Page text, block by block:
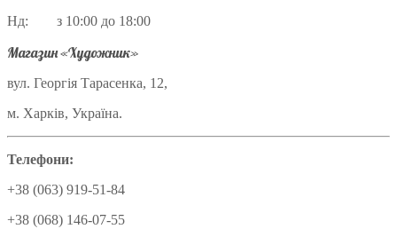
Нд: з 10:00 до 18:00
Магазин «Художник»
вул. Георгія Тарасенка, 12,
м. Харків, Україна.
Телефони:
+38 (063) 919-51-84
+38 (068) 146-07-55